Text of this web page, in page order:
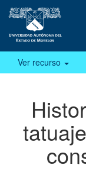
Ver recurso